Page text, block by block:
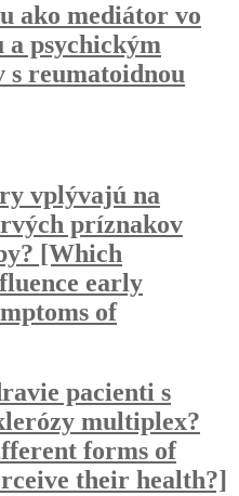
ako mediátor vo
a psychickým
s reumatoidnou
vplývajú na
príznakov
[Which
early
of
pacienti s
multiplex?
forms of
their health?]